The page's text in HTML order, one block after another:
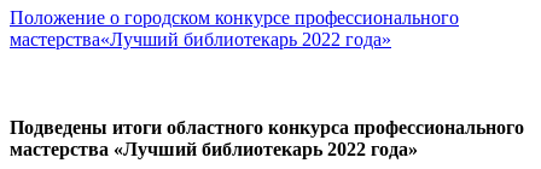
Положение о городском конкурсе профессионального
мастерства«Лучший библиотекарь 2022 года»
Подведены итоги областного конкурса профессионального
мастерства «Лучший библиотекарь 2022 года»